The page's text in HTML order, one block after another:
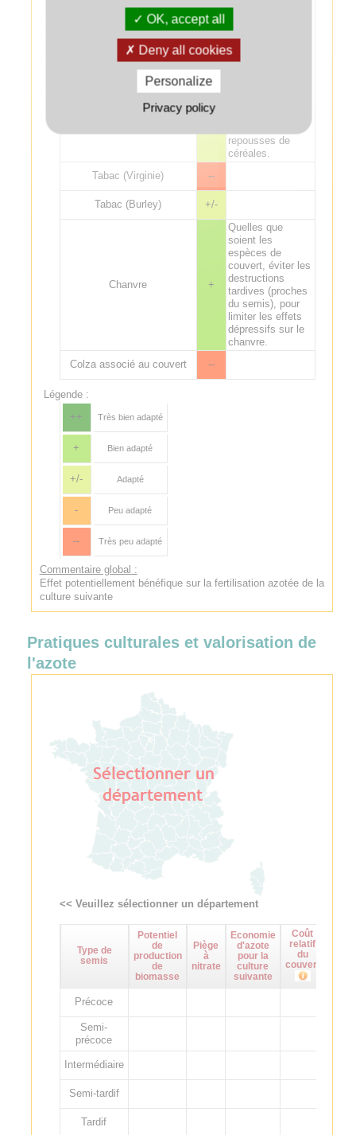
Lin +/-
phytotoxicité de
glyphosate sur le
lin suite à une
repousses de
céréales.
Tabac (Virginie)
--
Tabac (Burley) +/-
Chanvre +
Quelles que
soient les
espèces de
couvert, éviter les
destructions
tardives (proches
du semis), pour
limiter les effets
dépressifs sur le
chanvre.
Colza associé au couvert
--
Légende :
++
Très bien adapté
+ Bien adapté
+/- Adapté
- Peu adapté
-- Très peu adapté
Commentaire global :
Effet potentiellement bénéfique sur la fertilisation azotée de la
culture suivante
Pratiques culturales et valorisation de
l'azote
<< Veuillez sélectionner un département
Type de
semis
Potentiel
de
production
de
biomasse
Piège
à
nitrate
Economie
d'azote
pour la
culture
suivante
Coût
relatif
du
couvert
Précoce
Semi-
précoce
Intermédiaire
Semi-tardif
Tardif
OK, accept all
Deny all cookies
Personalize
Privacy policy